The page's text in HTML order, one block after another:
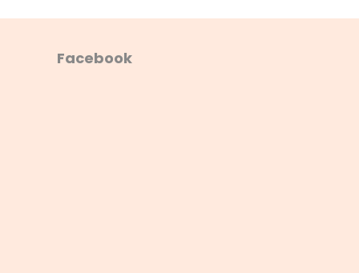
Facebook